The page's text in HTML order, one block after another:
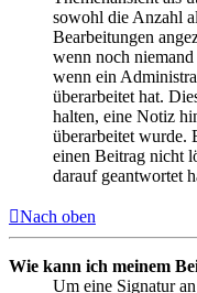
sowohl die Anzahl
Bearbeitungen
wenn noch
wenn ein
überarbeitet hat.
halten, eine Notiz
überarbeitet wurde.
einen Beitrag nicht
darauf geantwortet
Nach oben
Wie kann ich meinem
Um eine Signatur